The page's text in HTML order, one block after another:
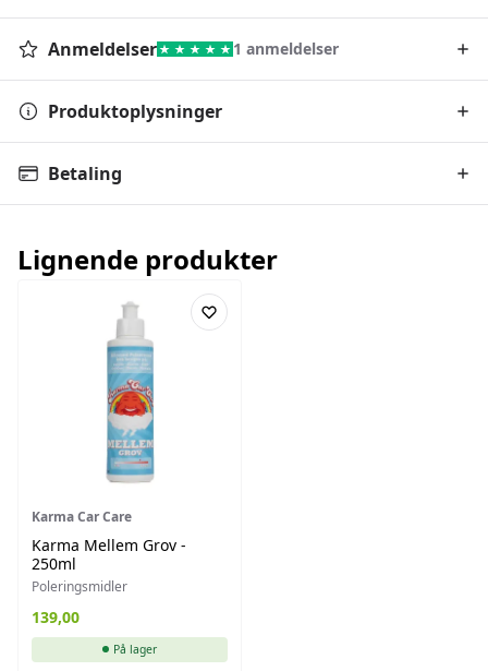
Anmeldelser 1 anmeldelser
Produktoplysninger
Betaling
Lignende produkter
Karma Car Care
Karma Mellem Grov -
250ml
Poleringsmidler
139,00
På lager